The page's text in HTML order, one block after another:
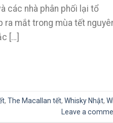
các nhà phân phối lại tổ
mắt trong mùa tết
[…]
, The Macallan tết, Whisky Nhật,
Leave a